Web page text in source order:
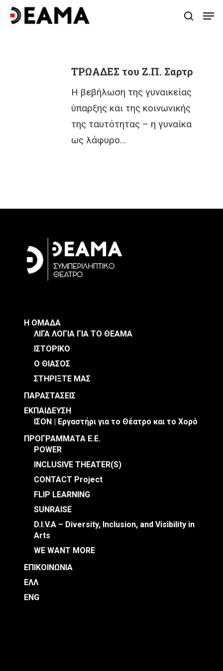
Skip
search
ΤΡΩΑΔΕΣ του Ζ.Π. Σαρτρ
Η βεβήλωση της γυναικείας
ύπαρξης και της κοινωνικής
της ταυτότητας – η γυναίκα
ως λάφυρο…
Η ΟΜΑΔΑ
ΛΙΓΑ ΛΟΓΙΑ ΓΙΑ ΤΟ ΘΕΑΜΑ
ΙΣΤΟΡΙΚΟ
Ο ΘΙΑΣΟΣ
ΣΤΗΡΙΞΤΕ ΜΑΣ
ΠΑΡΑΣΤΑΣΕΙΣ
ΕΚΠΑΙΔΕΥΣΗ
ΙΣΟΝ | Εργαστήρι για το Θέατρο και το Χορό
ΠΡΟΓΡΑΜΜΑΤΑ Ε.Ε.
POWER
INCLUSIVE THEATER(S)
CONTACT Project
FLIP LEARNING
SUNRAISE
D.I.V.A – Diversity, Inclusion, and Visibility in
Arts
WE WANT MORE
ΕΠΙΚΟΙΝΩΝΙΑ
ΕΛΛ
ENG